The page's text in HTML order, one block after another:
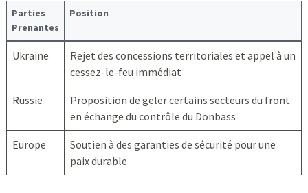
Parties
Prenantes
Position
Ukraine
Rejet des concessions territoriales et appel à un
cessez-le-feu immédiat
Russie
Proposition de geler certains secteurs du front
en échange du contrôle du Donbass
Europe
Soutien à des garanties de sécurité pour une
paix durable